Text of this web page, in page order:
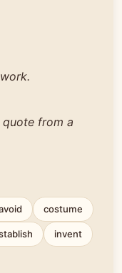
quote from a
costume
invent